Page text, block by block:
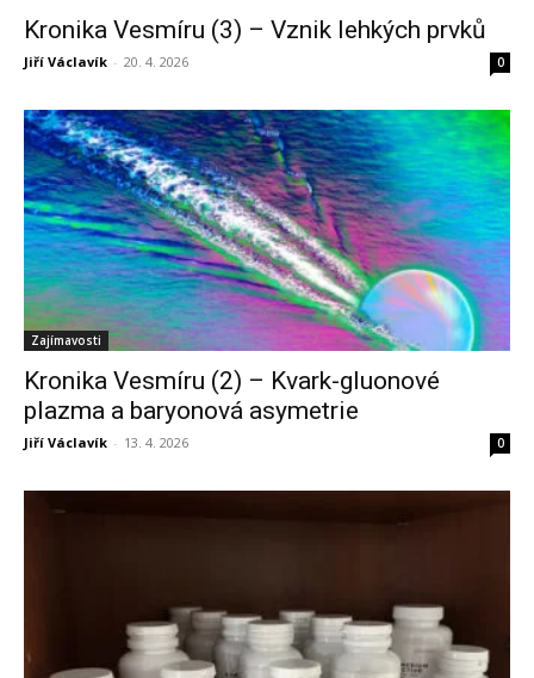
Kronika Vesmíru (3) – Vznik lehkých prvků
Jiří Václavík - 20. 4. 2026 0
Zajímavosti
Kronika Vesmíru (2) – Kvark-gluonové
plazma a baryonová asymetrie
Jiří Václavík - 13. 4. 2026 0